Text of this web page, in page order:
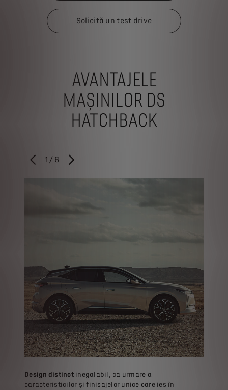
Solicită un test drive
AVANTAJELE
MAȘINILOR DS
HATCHBACK
ANTERIOR
1 / 6 URMĂTORUL
Design distinctinegalabil, ca urmare a
caracteristicilor și finisajelor unice care ies în